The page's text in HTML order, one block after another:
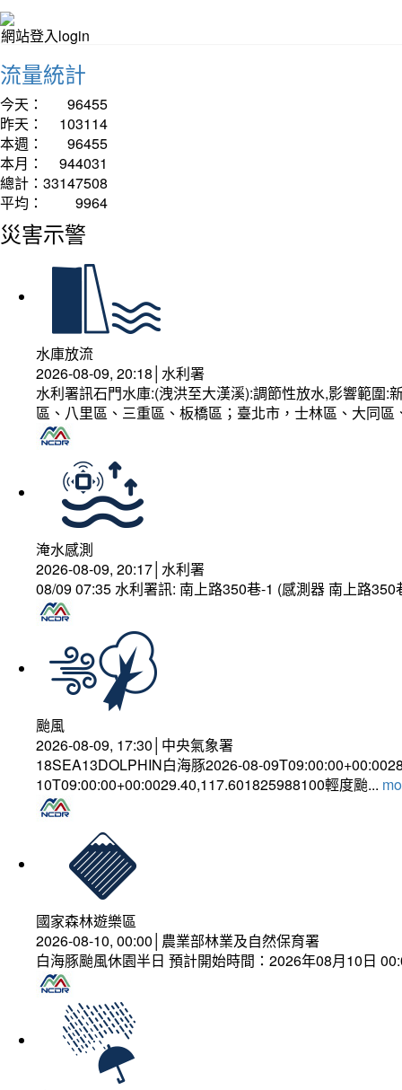
網站登入login
流量統計
今天：
96455
昨天：
103114
本週：
96455
本月：
944031
總計： 33147508
平均：
9964
災害示警
水庫放流
2026-08-09, 20:18│水利署
水利署訊石門水庫:(洩洪至大漢溪):調節性放水,影響範圍
區、八里區、三重區、板橋區；臺北市，士林區、大同
淹水感測
2026-08-09, 20:17│水利署
08/09 07:35 水利署訊: 南上路350巷-1 (感測器 南上路
颱風
2026-08-09, 17:30│中央氣象署
18SEA13DOLPHIN白海豚2026-08-
10T09:00:00+00:0029.40,117.601825988100輕度颱...
國家森林遊樂區
2026-08-10, 00:00│農業部林業及自然保育署
白海豚颱風休園半日 預計開始時間：2026年08月10日